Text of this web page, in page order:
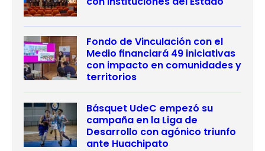
Fondo de Vinculación con el
Medio financiará 49 iniciativas
con impacto en comunidades y
territorios
Básquet UdeC empezó su
campaña en la Liga de
Desarrollo con agónico triunfo
ante Huachipato